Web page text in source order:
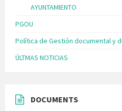
AYUNTAMIENTO
PGOU
Política de Gestión documental y
ÚLTMAS NOTICIAS
DOCUMENTS